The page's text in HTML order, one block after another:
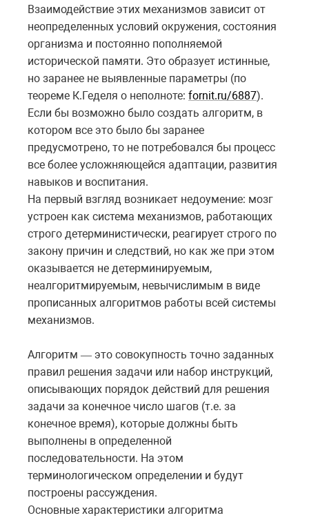
Взаимодействие этих механизмов зависит от
неопределенных условий окружения, состояния
организма и постоянно пополняемой
исторической памяти. Это образует истинные,
но заранее не выявленные параметры (по
теореме К.Геделя о неполноте: fornit.ru/6887).
Если бы возможно было создать алгоритм, в
котором все это было бы заранее
предусмотрено, то не потребовался бы процесс
все более усложняющейся адаптации, развития
навыков и воспитания.
На первый взгляд возникает недоумение: мозг
устроен как система механизмов, работающих
строго детерминистически, реагирует строго по
закону причин и следствий, но как же при этом
оказывается не детерминируемым,
неалгоритмируемым, невычислимым в виде
прописанных алгоритмов работы всей системы
механизмов.
Алгоритм — это совокупность точно заданных
правил решения задачи или набор инструкций,
описывающих порядок действий для решения
задачи за конечное число шагов (т.е. за
конечное время), которые должны быть
выполнены в определенной
последовательности. На этом
терминологическом определении и будут
построены рассуждения.
Основные характеристики алгоритма